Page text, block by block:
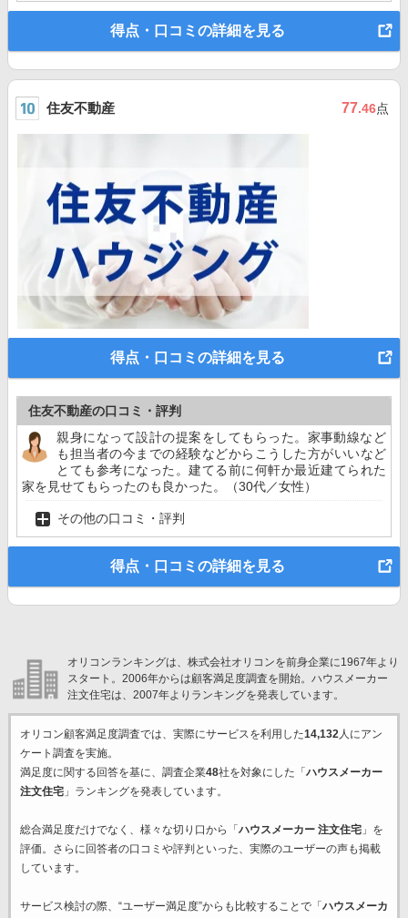
得点・口コミの詳細を見る
住友不動産 77.46点
得点・口コミの詳細を見る
住友不動産の口コミ・評判
親身になって設計の提案をしてもらった。家事動線など
も担当者の今までの経験などからこうした方がいいなど
とても参考になった。建てる前に何軒か最近建てられた
家を見せてもらったのも良かった。（30代／女性）
その他の口コミ・評判
得点・口コミの詳細を見る
オリコンランキングは、株式会社オリコンを前身企業に1967年より
スタート。2006年からは顧客満足度調査を開始。ハウスメーカー
注文住宅は、2007年よりランキングを発表しています。
オリコン顧客満足度調査では、実際にサービスを利用した14,132人にアン
ケート調査を実施。
満足度に関する回答を基に、調査企業48社を対象にした「 ハウスメーカー
注文住宅」ランキングを発表しています。
総合満足度だけでなく、様々な切り口から「 ハウスメーカー 注文住宅」を
評価。さらに回答者の口コミや評判といった、実際のユーザーの声も掲載
しています。
サービス検討の際、“ユーザー満足度”からも比較することで「 ハウスメーカ